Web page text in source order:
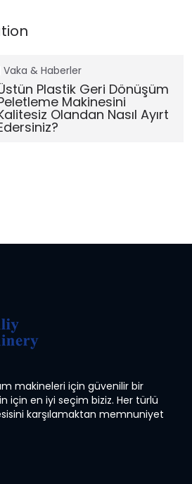
Vaka & Haberler
Plastik Geri Dönüşüm
Makinesini
Olandan Nasıl Ayırt
makineleri için güvenilir bir
için en iyi seçim biziz. Her türlü
karşılamaktan memnuniyet